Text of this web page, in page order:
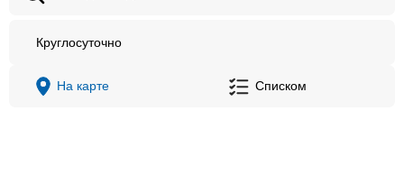
Круглосуточно
На карте Списком